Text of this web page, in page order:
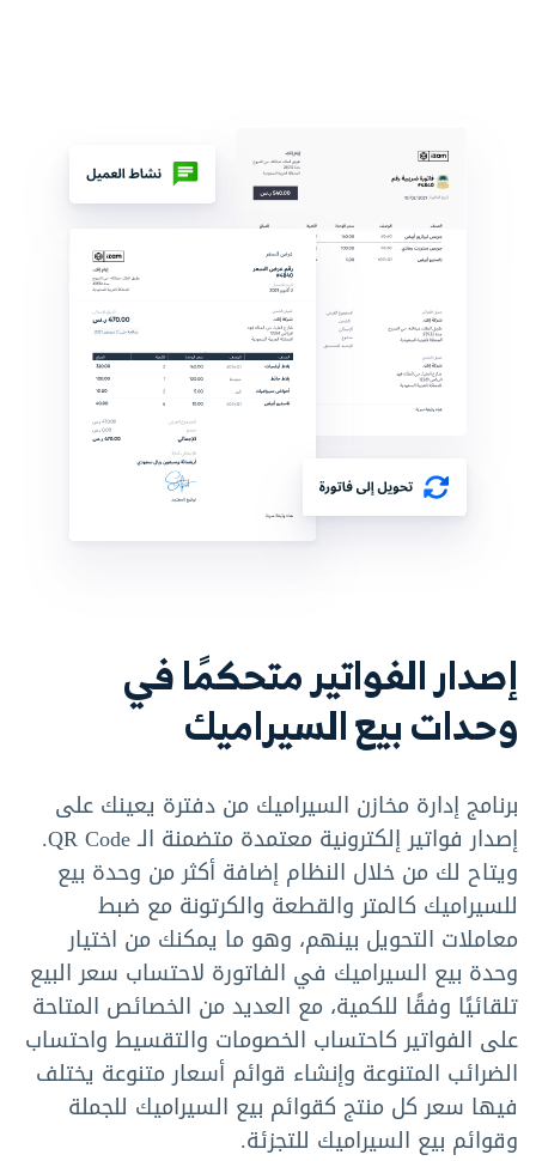
إصدار الفواتير متحكمًا في
وحدات بيع السيراميك
برنامج إدارة مخازن السيراميك من دفترة يعينك على
إصدار فواتير إلكترونية معتمدة متضمنة الـ QR Code.
ويتاح لك من خلال النظام إضافة أكثر من وحدة بيع
للسيراميك كالمتر والقطعة والكرتونة مع ضبط
معاملات التحويل بينهم، وهو ما يمكنك من اختيار
وحدة بيع السيراميك في الفاتورة لاحتساب سعر البيع
تلقائيًا وفقًا للكمية، مع العديد من الخصائص المتاحة
على الفواتير كاحتساب الخصومات والتقسيط واحتساب
الضرائب المتنوعة وإنشاء قوائم أسعار متنوعة يختلف
فيها سعر كل منتج كقوائم بيع السيراميك للجملة
وقوائم بيع السيراميك للتجزئة.